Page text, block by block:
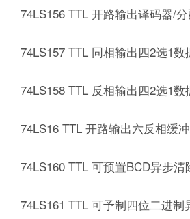
74LS156 TTL 开路输出译码器/
74LS157 TTL 同相输出四2选1数
74LS158 TTL 反相输出四2选1数
74LS16 TTL 开路输出六反相缓
74LS160 TTL 可预置BCD异步清
74LS161 TTL 可予制四位二进制